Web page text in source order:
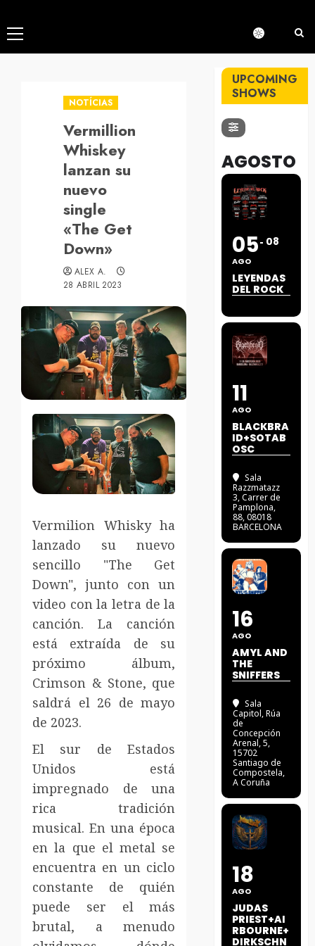
Menú
principal
NOTÍCIAS
Vermillion
Whiskey
lanzan su
nuevo
single
«The Get
Down»
ALEX A.
28 ABRIL 2023
Vermilion Whisky ha
lanzado su nuevo
sencillo "The Get
Down", junto con un
video con la letra de la
canción.La canción
está extraída de su
próximo álbum,
Crimson & Stone, que
saldrá el 26 de mayo
de 2023.
El sur de Estados
Unidos está
impregnado de una
rica tradición
musical.En una época
en la que el metal se
encuentra en un ciclo
constante de quién
puede ser el más
brutal, a menudo
UPCOMING
SHOWS
AGOSTO
05
AGO
08
LEYENDAS
DEL ROCK
11
AGO
BLACKBRA
ID+SOTAB
OSC
Sala
Razzmatazz
3, Carrer de
Pamplona,
88, 08018
BARCELONA
16
AGO
AMYL AND
THE
SNIFFERS
Sala
Capitol, Rúa
de
Concepción
Arenal, 5,
15702
Santiago de
Compostela,
A Coruña
18
AGO
JUDAS
PRIEST+AI
RBOURNE+
DIRKSCHN